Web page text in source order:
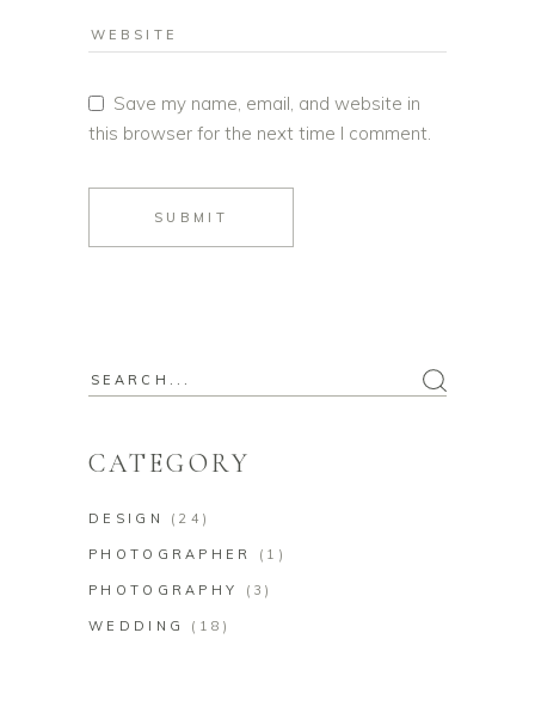
Save my name, email, and website in
this browser for the next time I comment.
SUBMIT
CATEGORY
DESIGN (24)
PHOTOGRAPHER (1)
PHOTOGRAPHY (3)
WEDDING (18)